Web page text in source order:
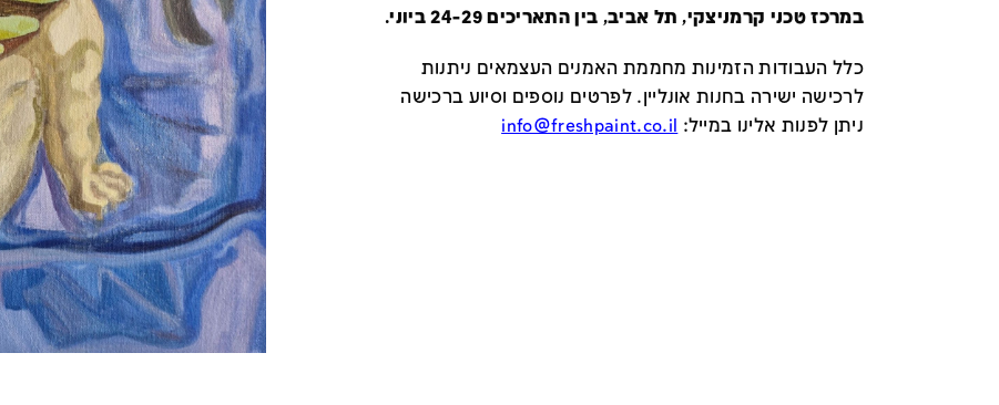
במרכז טכני קרמניצקי, תל אביב, בין התאריכים 24-29 ביוני.
כלל העבודות הזמינות מחממת האמנים העצמאים ניתנות
לרכישה ישירה בחנות אונליין.לפרטים נוספים וסיוע ברכישה
ניתן לפנות אלינו במייל:
info@freshpaint.co.il